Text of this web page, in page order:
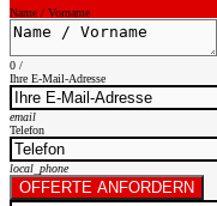
Name / Vorname
0 /
Ihre E-Mail-Adresse
email
Telefon
local_phone
OFFERTE ANFORDERN